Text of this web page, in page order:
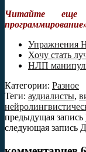
Читайте еще
Упражнения
Хочу стать
НЛП
Категории: Разное
Теги: аудиалисты,
предыдущая запись
следующая запись